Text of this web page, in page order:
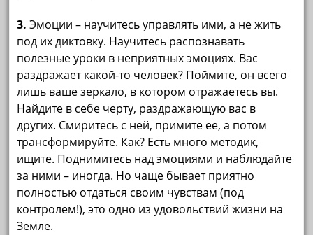
3. Эмоции – научитесь управлять ими, а не жить
под их диктовку. Научитесь распознавать
полезные уроки в неприятных эмоциях. Вас
раздражает какой-то человек? Поймите, он всего
лишь ваше зеркало, в котором отражаетесь вы.
Найдите в себе черту, раздражающую вас в
других. Смиритесь с ней, примите ее, а потом
трансформируйте. Как? Есть много методик,
ищите. Поднимитесь над эмоциями и наблюдайте
за ними – иногда. Но чаще бывает приятно
полностью отдаться своим чувствам (под
контролем!), это одно из удовольствий жизни на
Земле.